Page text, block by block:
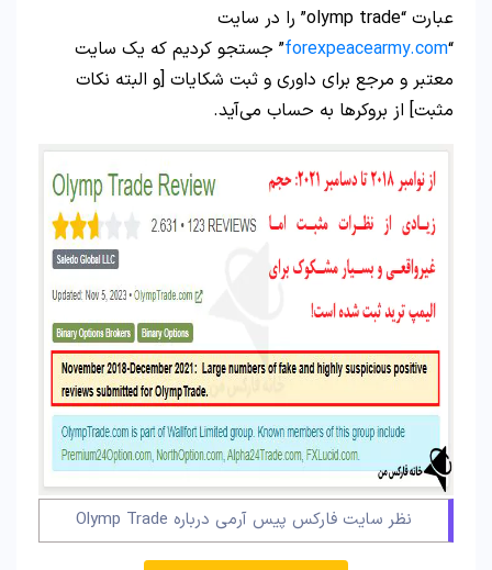
عبارت “olymp trade” را در سایت
“
forexpeacearmy.com” جستجو کردیم که یک سایت
معتبر و مرجع برای داوری و ثبت شکایات [و البته نکات
مثبت] از بروکرها به حساب می‌آید.
نظر سایت فارکس پیس آرمی درباره Olymp Trade